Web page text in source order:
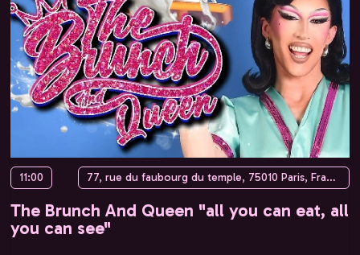
11:00 77, rue du faubourg du temple, 75010 Paris, France
The Brunch And Queen "all you can eat, all
you can see"